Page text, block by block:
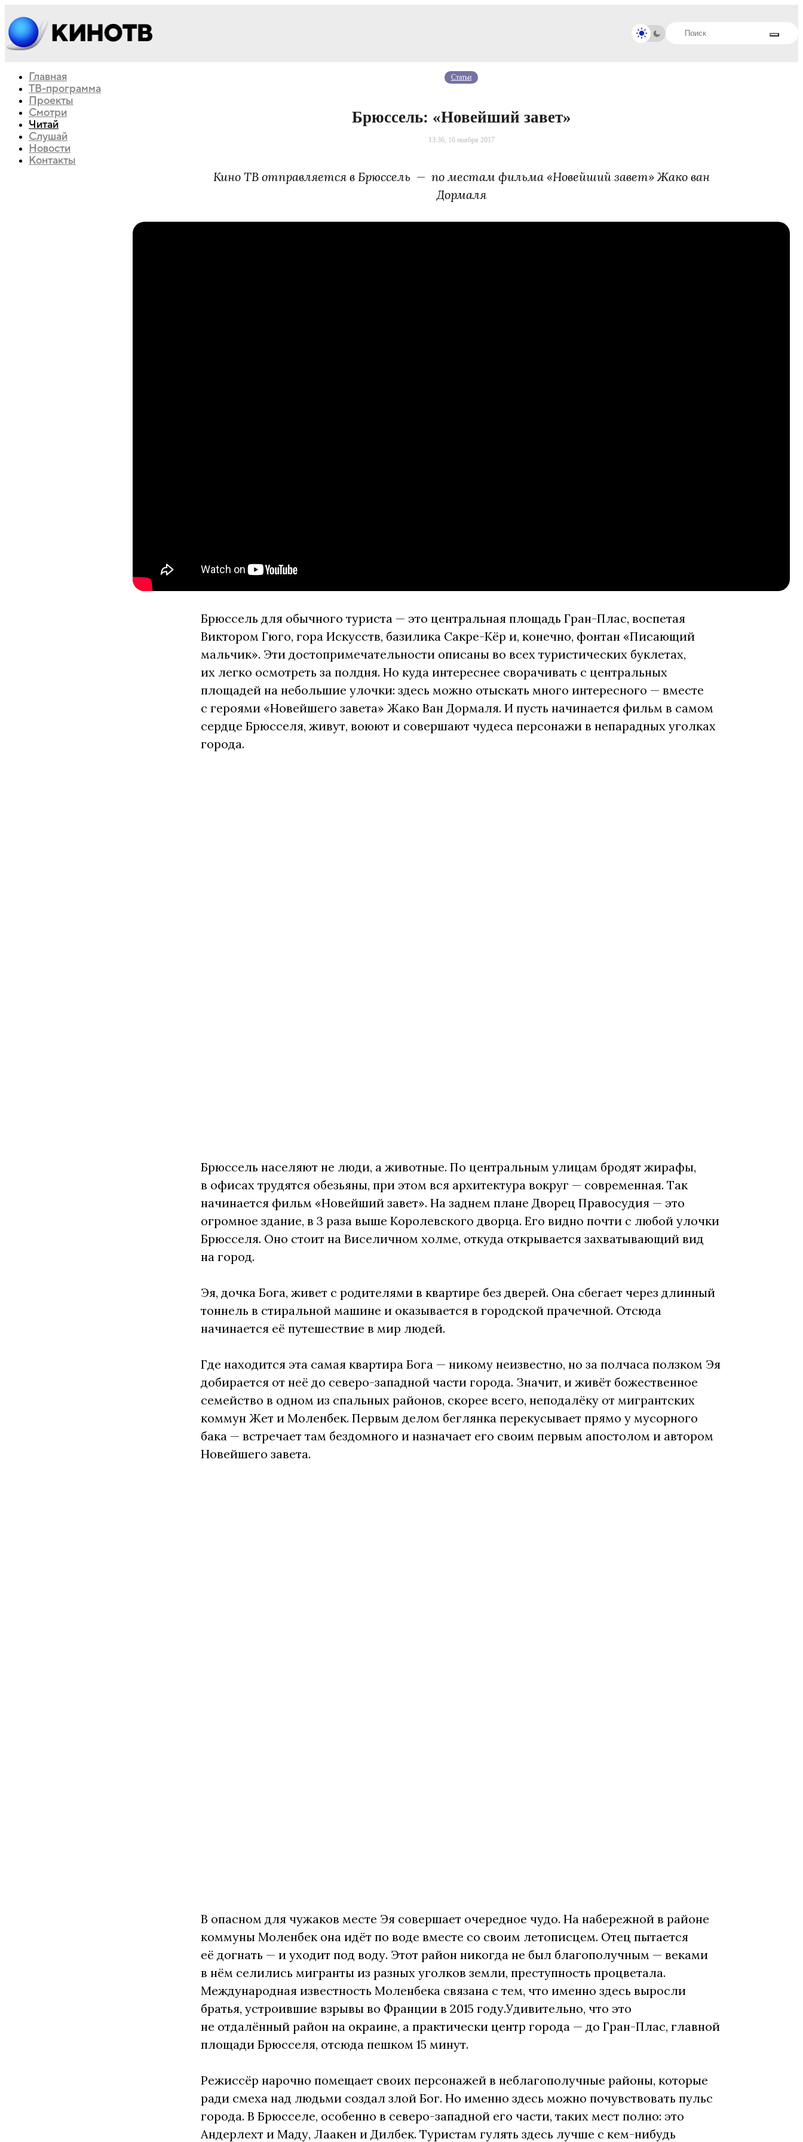
Главная
ТВ-программа
Проекты
Смотри
Читай
Слушай
Новости
Контакты
Статьи
Брюссель: «Новейший завет»
13:36, 16 ноября 2017
Кино ТВ отправляется в Брюссель — по местам фильма «Новейший завет» Жако ван
Дормаля
Брюссель для обычного туриста — это центральная площадь Гран-Плас, воспетая
Виктором Гюго, гора Искусств, базилика Сакре-Кёр и, конечно, фонтан «Писающий
мальчик». Эти достопримечательности описаны во всех туристических буклетах,
их легко осмотреть за полдня. Но куда интереснее сворачивать с центральных
площадей на небольшие улочки: здесь можно отыскать много интересного — вместе
с героями «Новейшего завета» Жако Ван Дормаля. И пусть начинается фильм в самом
сердце Брюсселя, живут, воюют и совершают чудеса персонажи в непарадных уголках
города.
Брюссель населяют не люди, а животные. По центральным улицам бродят жирафы,
в офисах трудятся обезьяны, при этом вся архитектура вокруг — современная. Так
начинается фильм «Новейший завет». На заднем плане Дворец Правосудия — это
огромное здание, в 3 раза выше Королевского дворца. Его видно почти с любой улочки
Брюсселя. Оно стоит на Виселичном холме, откуда открывается захватывающий вид
на город.
Эя, дочка Бога, живет с родителями в квартире без дверей. Она сбегает через длинный
тоннель в стиральной машине и оказывается в городской прачечной. Отсюда
начинается её путешествие в мир людей.
Где находится эта самая квартира Бога — никому неизвестно, но за полчаса ползком Эя
добирается от неё до северо-западной части города. Значит, и живёт божественное
семейство в одном из спальных районов, скорее всего, неподалёку от мигрантских
коммун Жет и Моленбек. Первым делом беглянка перекусывает прямо у мусорного
бака — встречает там бездомного и назначает его своим первым апостолом и автором
Новейшего завета.
В опасном для чужаков месте Эя совершает очередное чудо. На набережной в районе
коммуны Моленбек она идёт по воде вместе со своим летописцем. Отец пытается
её догнать — и уходит под воду. Этот район никогда не был благополучным — веками
в нём селились мигранты из разных уголков земли, преступность процветала.
Международная известность Моленбека связана с тем, что именно здесь выросли
братья, устроившие взрывы во Франции в 2015 году.Удивительно, что это
не отдалённый район на окраине, а практически центр города — до Гран-Плас, главной
площади Брюсселя, отсюда пешком 15 минут.
Режиссёр нарочно помещает своих персонажей в неблагополучные районы, которые
ради смеха над людьми создал злой Бог. Но именно здесь можно почувствовать пульс
города. В Брюсселе, особенно в северо-западной его части, таких мест полно: это
Андерлехт и Маду, Лаакен и Дилбек. Туристам гулять здесь лучше с кем-нибудь